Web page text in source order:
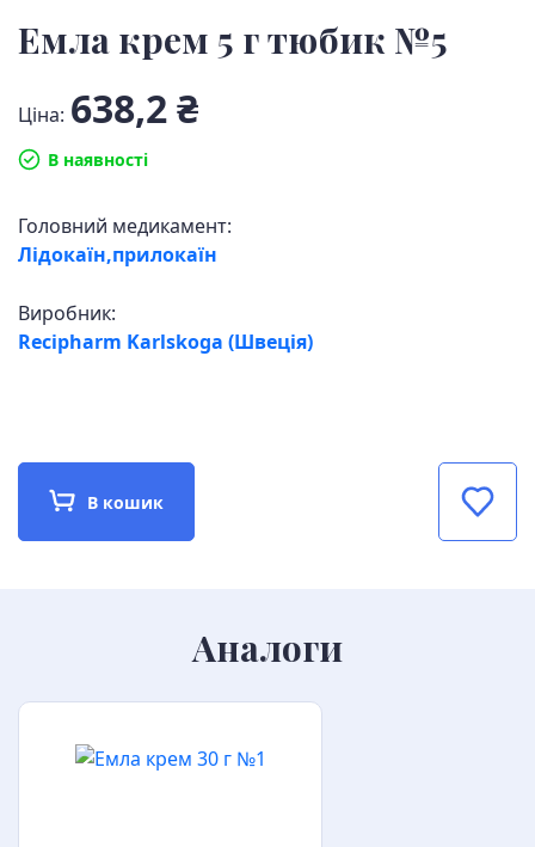
Емла крем 5 г тюбик №5
Ціна: 638,2 ₴
В наявності
Головний медикамент:
Лідокаїн,прилокаїн
Виробник:
Recipharm Karlskoga (Швеція)
В кошик
Аналоги